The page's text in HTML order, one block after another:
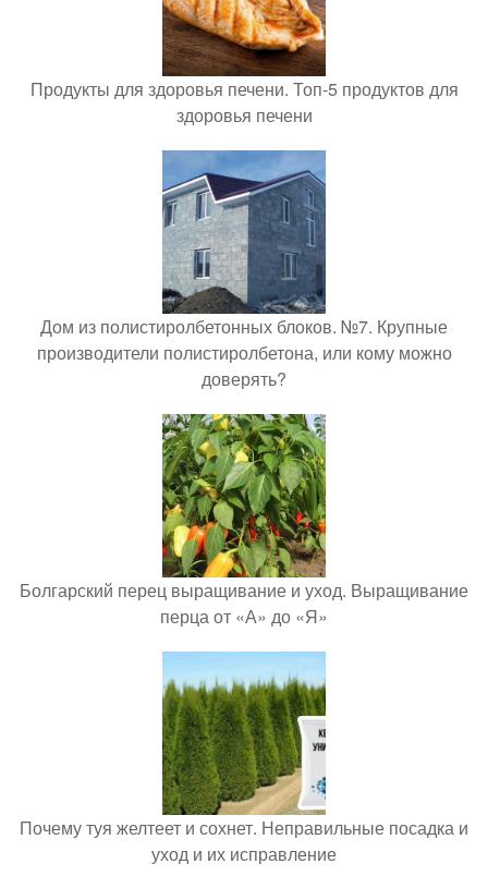
Продукты для здоровья печени. Топ-5 продуктов для
здоровья печени
Дом из полистиролбетонных блоков. №7. Крупные
производители полистиролбетона, или кому можно
доверять?
Болгарский перец выращивание и уход. Выращивание
перца от «А» до «Я»
Почему туя желтеет и сохнет. Неправильные посадка и
уход и их исправление